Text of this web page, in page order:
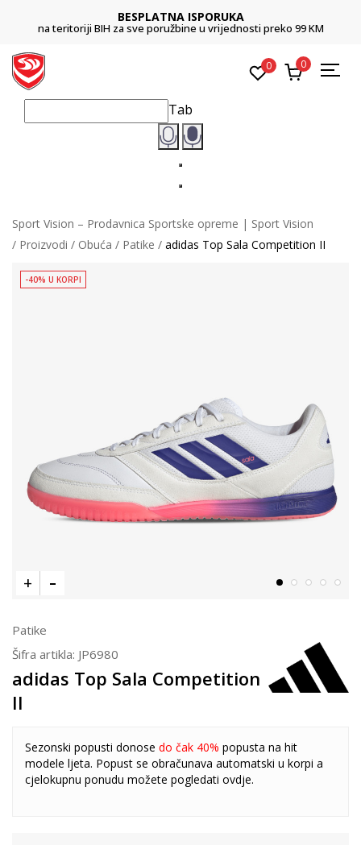
BESPLATNA ISPORUKA
na teritoriji BIH za sve poružbine u vrijednosti preko 99 KM
0 0
Tab
Sport Vision – Prodavnica Sportske opreme | Sport Vision
Proizvodi
Obuća Patike adidas Top Sala Competition II
-40% U KORPI
Patike
Šifra artikla: JP6980
adidas Top Sala Competition
II
Sezonski popusti donose do čak 40% popusta na hit
modele ljeta. Popust se obračunava automatski u korpi a
cjelokupnu ponudu možete pogledati ovdje.